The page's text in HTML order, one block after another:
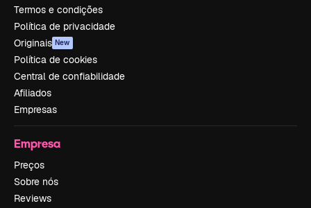
Termos e condições
Política de privacidade
Originais New
Política de cookies
Central de confiabilidade
Afiliados
Empresas
Empresa
Preços
Sobre nós
Reviews